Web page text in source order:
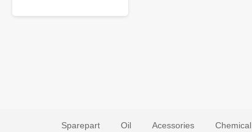
Sparepart Oil Acessories Chemical